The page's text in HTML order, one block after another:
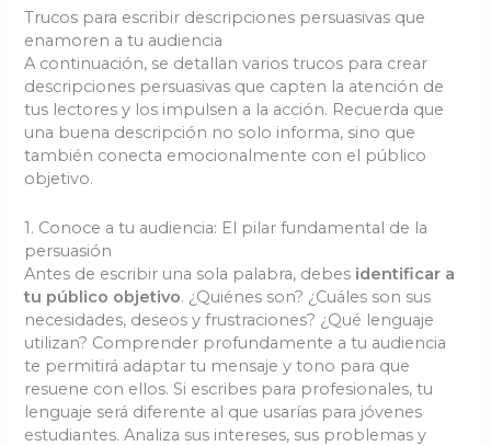
Trucos para escribir descripciones persuasivas que
enamoren a tu audiencia
A continuación, se detallan varios trucos para crear
descripciones persuasivas que capten la atención de
tus lectores y los impulsen a la acción. Recuerda que
una buena descripción no solo informa, sino que
también conecta emocionalmente con el público
objetivo.
1. Conoce a tu audiencia: El pilar fundamental de la
persuasión
Antes de escribir una sola palabra, debes identificar a
tu público objetivo. ¿Quiénes son? ¿Cuáles son sus
necesidades, deseos y frustraciones? ¿Qué lenguaje
utilizan? Comprender profundamente a tu audiencia
te permitirá adaptar tu mensaje y tono para que
resuene con ellos. Si escribes para profesionales, tu
lenguaje será diferente al que usarías para jóvenes
estudiantes. Analiza sus intereses, sus problemas y